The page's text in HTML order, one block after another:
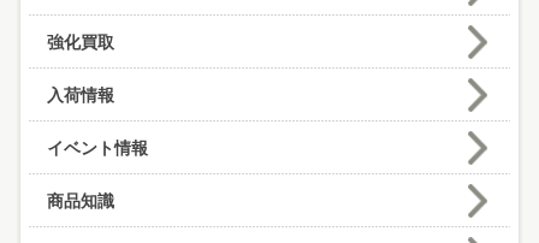
強化買取
入荷情報
イベント情報
商品知識